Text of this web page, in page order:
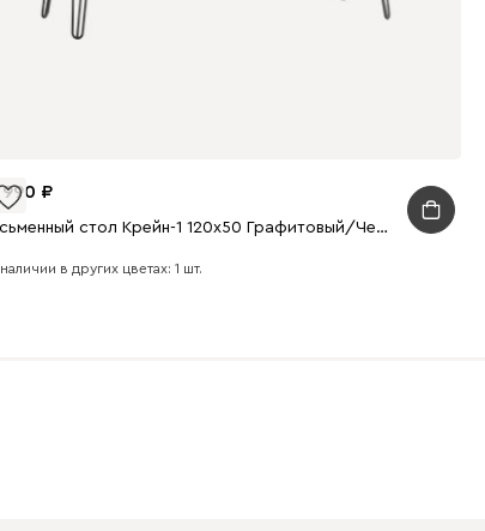
990
Письменный стол Крейн-1 120x50 Графитовый/Черный
в других цветах: 1 шт.